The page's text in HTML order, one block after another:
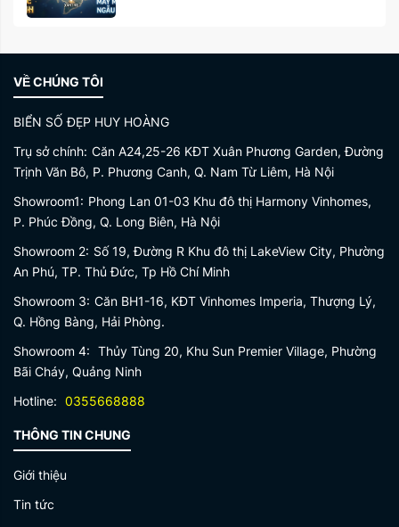
VỀ CHÚNG TÔI
BIỂN SỐ ĐẸP HUY HOÀNG
Trụ sở chính: Căn A24,25-26 KĐT Xuân Phương Garden, Đường
Trịnh Văn Bô, P. Phương Canh, Q. Nam Từ Liêm, Hà Nội
Showroom1: Phong Lan 01-03 Khu đô thị Harmony Vinhomes,
P. Phúc Đồng, Q. Long Biên, Hà Nội
Showroom 2: Số 19, Đường R Khu đô thị LakeView City, Phường
An Phú, TP. Thủ Đức, Tp Hồ Chí Minh
Showroom 3: Căn BH1-16, KĐT Vinhomes Imperia, Thượng Lý,
Q. Hồng Bàng, Hải Phòng.
Showroom 4: Thủy Tùng 20, Khu Sun Premier Village, Phường
Bãi Cháy, Quảng Ninh
Hotline: 0355668888
THÔNG TIN CHUNG
Giới thiệu
Tin tức